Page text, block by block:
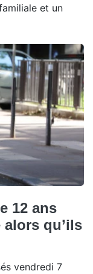
et un
12 ans
qu’ils
vendredi 7